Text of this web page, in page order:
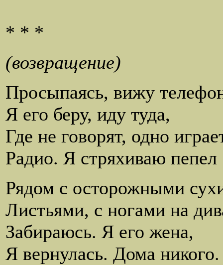
* * *
(возвращение)
Просыпаясь, вижу
Я его беру, иду туда,
Где не говорят, одно
Радио. Я стряхиваю пепел
Рядом с осторожными
Листьями, с ногами на
Забираюсь. Я его жена,
Я вернулась. Дома никого.